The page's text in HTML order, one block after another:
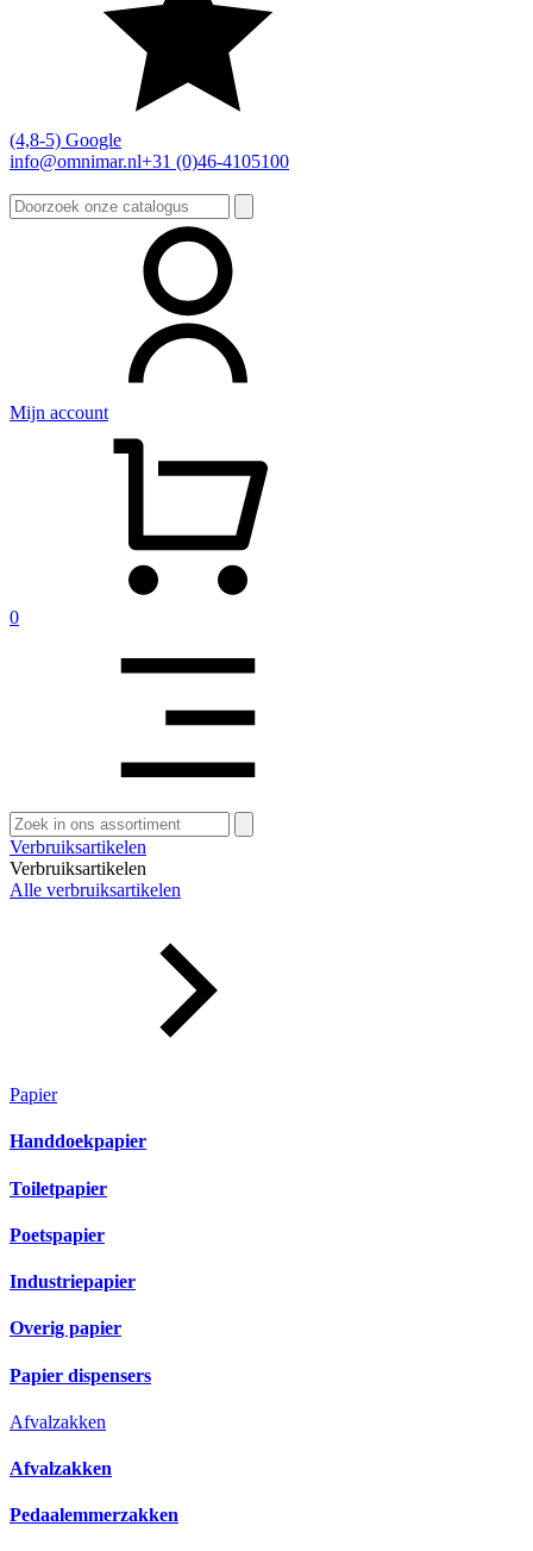
(4,8-5) Google
info@omnimar.nl+31 (0)46-4105100
Zoeken
naar:
Mijn account
0
Zoeken
naar:
Verbruiksartikelen
Verbruiksartikelen
Alle verbruiksartikelen
Papier
Handdoekpapier
Toiletpapier
Poetspapier
Industriepapier
Overig papier
Papier dispensers
Afvalzakken
Afvalzakken
Pedaalemmerzakken